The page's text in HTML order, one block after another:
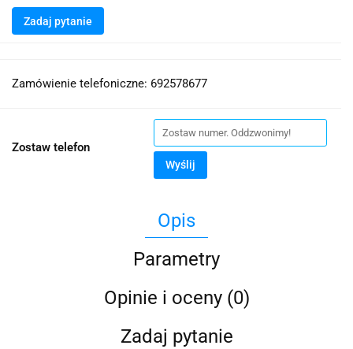
Zadaj pytanie
Zamówienie telefoniczne: 692578677
Zostaw telefon
Wyślij
Opis
Parametry
Opinie i oceny (0)
Zadaj pytanie